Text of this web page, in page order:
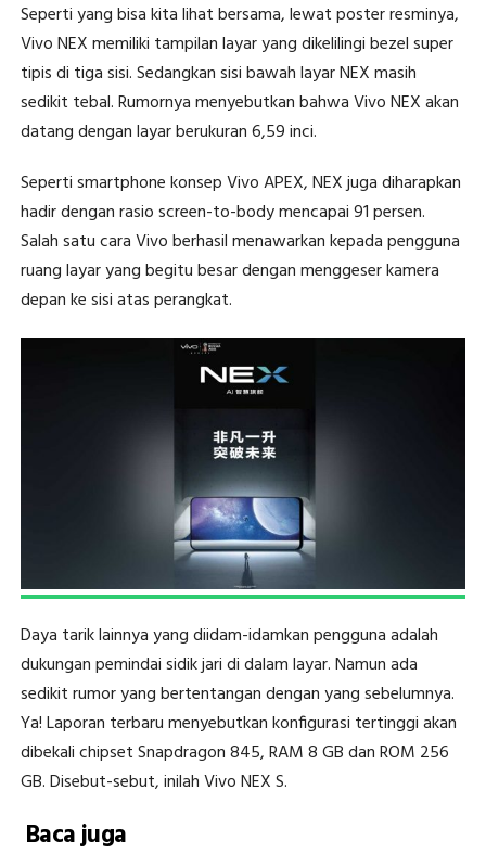
Seperti yang bisa kita lihat bersama, lewat poster resminya,
Vivo NEX memiliki tampilan layar yang dikelilingi bezel super
tipis di tiga sisi. Sedangkan sisi bawah layar NEX masih
sedikit tebal. Rumornya menyebutkan bahwa Vivo NEX akan
datang dengan layar berukuran 6,59 inci.
Seperti smartphone konsep Vivo APEX, NEX juga diharapkan
hadir dengan rasio screen-to-body mencapai 91 persen.
Salah satu cara Vivo berhasil menawarkan kepada pengguna
ruang layar yang begitu besar dengan menggeser kamera
depan ke sisi atas perangkat.
Daya tarik lainnya yang diidam-idamkan pengguna adalah
dukungan pemindai sidik jari di dalam layar. Namun ada
sedikit rumor yang bertentangan dengan yang sebelumnya.
Ya! Laporan terbaru menyebutkan konfigurasi tertinggi akan
dibekali chipset Snapdragon 845, RAM 8 GB dan ROM 256
GB. Disebut-sebut, inilah Vivo NEX S.
Baca juga